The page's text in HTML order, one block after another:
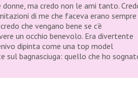
ma credo non le ami tanto.
di me che faceva erano sempre
che vengano bene se c’è
un occhio benevolo. Era divertente
dipinta come una top model
sul bagnasciuga: quello che ho